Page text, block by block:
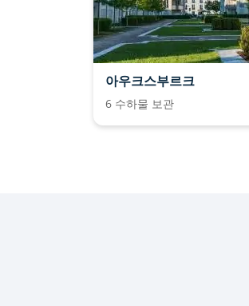
아우크스부르크
6 수하물 보관